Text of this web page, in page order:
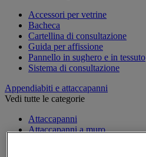
Accessori per vetrine
Bacheca
Cartellina di consultazione
Guida per affissione
Pannello in sughero e in tessuto
Sistema di consultazione
Appendiabiti e attaccapanni
Vedi tutte le categorie
Attaccapanni
Attaccapanni a muro